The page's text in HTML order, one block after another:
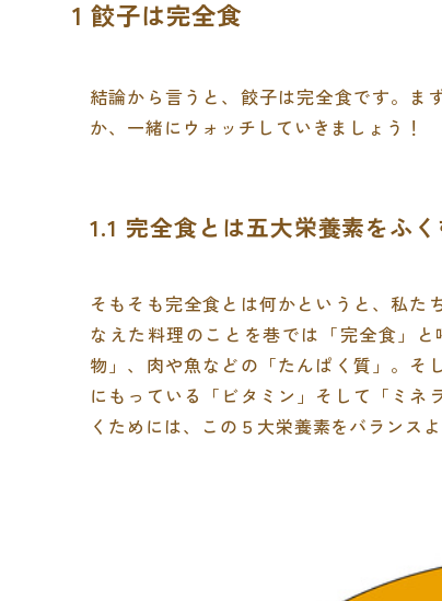
1 餃子は完全食
結論から言うと、餃子は完全食です。ま
か、一緒にウォッチしていきましょう！
1.1 完全食とは五大栄養素をふく
そもそも完全食とは何かというと、私た
なえた料理のことを巷では「完全食」
物」、肉や魚などの「たんぱく質」。そ
にもっている「ビタミン」そして「ミネ
くためには、この５大栄養素をバランス